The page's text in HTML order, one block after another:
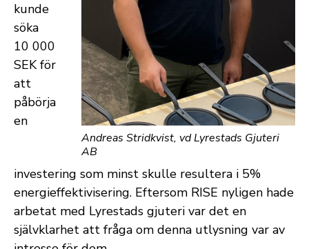
Andreas Stridkvist, vd Lyrestads Gjuteri
AB
kunde
söka
10 000
SEK för
att
påbörja
en
investering som minst skulle resultera i 5%
energieffektivisering. Eftersom RISE nyligen hade
arbetat med Lyrestads gjuteri var det en
självklarhet att fråga om denna utlysning var av